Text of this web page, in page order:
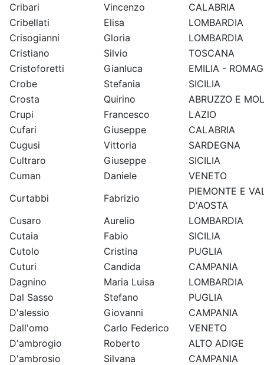
Cribari
Vincenzo
CALABRIA
Cribellati
Elisa
LOMBARDIA
Crisogianni
Gloria
LOMBARDIA
Cristiano
Silvio
TOSCANA
Cristoforetti
Gianluca
EMILIA -
Crobe
Stefania
SICILIA
Crosta
Quirino
ABRUZZO E
Crupi
Francesco
LAZIO
Cufari
Giuseppe
CALABRIA
Cugusi
Vittoria
SARDEGNA
Cultraro
Giuseppe
SICILIA
Cuman
Daniele
VENETO
Curtabbi
Fabrizio
PIEMONTE E
D'AOSTA
Cusaro
Aurelio
LOMBARDIA
Cutaia
Fabio
SICILIA
Cutolo
Cristina
PUGLIA
Cuturi
Candida
CAMPANIA
Dagnino
Maria Luisa
LOMBARDIA
Dal Sasso
Stefano
PUGLIA
D'alessio
Giovanni
CAMPANIA
Dall'omo
Carlo Federico
VENETO
D'ambrogio
Roberto
ALTO ADIGE
D'ambrosio
Silvana
CAMPANIA